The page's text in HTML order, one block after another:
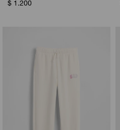
$ 1.200